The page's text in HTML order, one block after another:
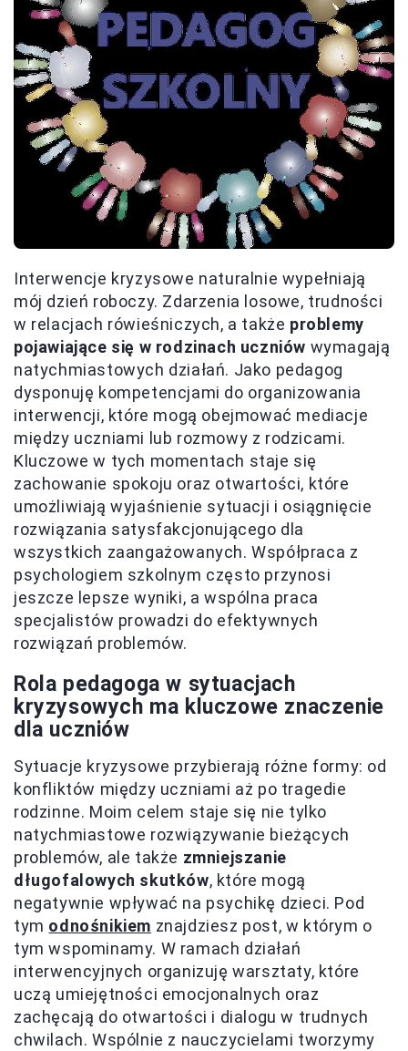
Interwencje kryzysowe naturalnie wypełniają
mój dzień roboczy. Zdarzenia losowe, trudności
w relacjach rówieśniczych, a także problemy
pojawiające się w rodzinach uczniów wymagają
natychmiastowych działań. Jako pedagog
dysponuję kompetencjami do organizowania
interwencji, które mogą obejmować mediacje
między uczniami lub rozmowy z rodzicami.
Kluczowe w tych momentach staje się
zachowanie spokoju oraz otwartości, które
umożliwiają wyjaśnienie sytuacji i osiągnięcie
rozwiązania satysfakcjonującego dla
wszystkich zaangażowanych. Współpraca z
psychologiem szkolnym często przynosi
jeszcze lepsze wyniki, a wspólna praca
specjalistów prowadzi do efektywnych
rozwiązań problemów.
Rola pedagoga w sytuacjach
kryzysowych ma kluczowe znaczenie
dla uczniów
Sytuacje kryzysowe przybierają różne formy: od
konfliktów między uczniami aż po tragedie
rodzinne. Moim celem staje się nie tylko
natychmiastowe rozwiązywanie bieżących
problemów, ale także zmniejszanie
długofalowych skutków, które mogą
negatywnie wpływać na psychikę dzieci. Pod
tym odnośnikiem znajdziesz post, w którym o
tym wspominamy. W ramach działań
interwencyjnych organizuję warsztaty, które
uczą umiejętności emocjonalnych oraz
zachęcają do otwartości i dialogu w trudnych
chwilach. Wspólnie z nauczycielami tworzymy